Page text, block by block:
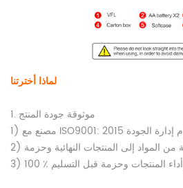
لماذا أخترتنا
1. موثوقة جودة المنتج